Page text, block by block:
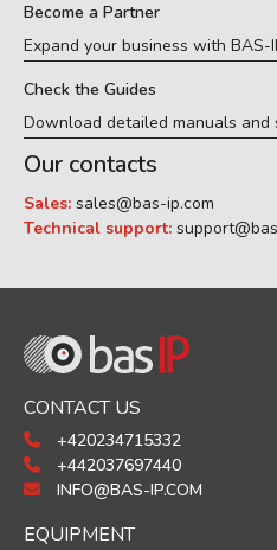
Become a Partner
Expand your business with BAS-
Check the Guides
Download detailed manuals and
Our contacts
Sales: sales@bas-ip.com
Technical support:
CONTACT US
+420234715332
+442037697440
INFO@BAS-IP.COM
EQUIPMENT